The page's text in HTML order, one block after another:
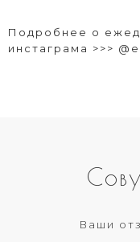
Подробнее о
инстаграма >>>
Ваши